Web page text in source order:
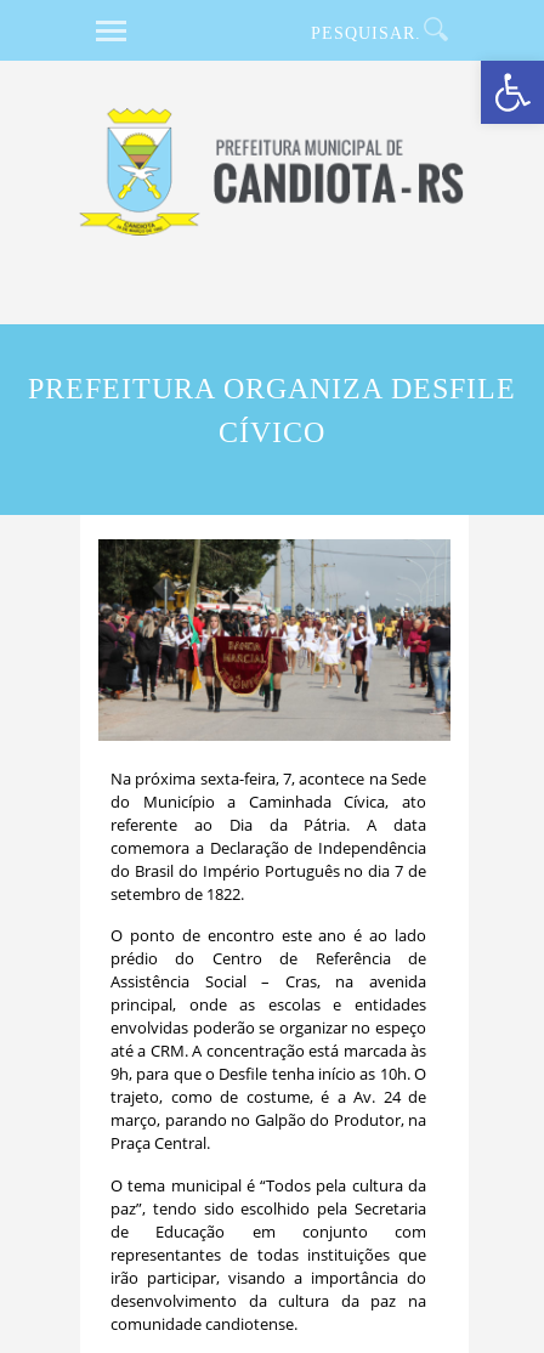
Barra de Ferramentas Aberta
PREFEITURA ORGANIZA DESFILE
CÍVICO
Na próxima sexta-feira, 7, acontece na Sede
do Município a Caminhada Cívica, ato
referente ao Dia da Pátria. A data
comemora a Declaração de Independência
do Brasil do Império Português no dia 7 de
setembro de 1822.
O ponto de encontro este ano é ao lado
prédio do Centro de Referência de
Assistência Social – Cras, na avenida
principal, onde as escolas e entidades
envolvidas poderão se organizar no espeço
até a CRM. A concentração está marcada às
9h, para que o Desfile tenha início as 10h. O
trajeto, como de costume, é a Av. 24 de
março, parando no Galpão do Produtor, na
Praça Central.
O tema municipal é “Todos pela cultura da
paz”, tendo sido escolhido pela Secretaria
de Educação em conjunto com
representantes de todas instituições que
irão participar, visando a importância do
desenvolvimento da cultura da paz na
comunidade candiotense.